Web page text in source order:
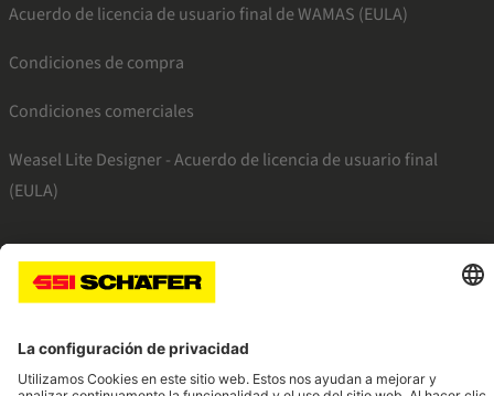
Acuerdo de licencia de usuario final de WAMAS (EULA)
Condiciones de compra
Condiciones comerciales
Weasel Lite Designer - Acuerdo de licencia de usuario final
(EULA)